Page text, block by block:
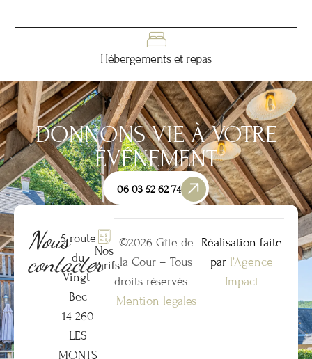
Hébergements et repas
DONNONS VIE À VOTRE
ÉVÉNEMENT
06 03 52 62 74
Nous
contacter
5 route
du
Vingt-
Bec
14 260
LES
MONTS
Nos
tarifs
©2026 Gîte de
la Cour – Tous
droits réservés –
Mention legales
Réalisation faite
par l’Agence
Impact